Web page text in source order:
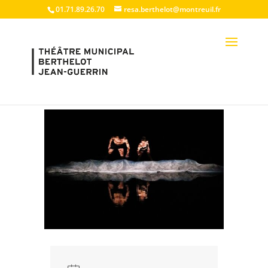
01.71.89.26.70 resa.berthelot@montreuil.fr